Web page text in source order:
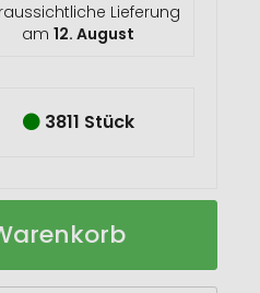
Lieferung
am12. August
3811 Stück